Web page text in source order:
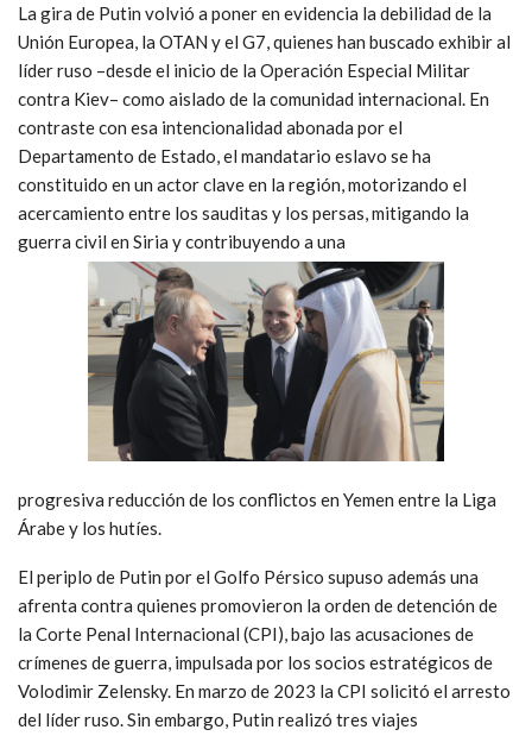
La gira de Putin volvió a poner en evidencia la debilidad de la
Unión Europea, la OTAN y el G7, quienes han buscado exhibir al
líder ruso –desde el inicio de la Operación Especial Militar
contra Kiev– como aislado de la comunidad internacional. En
contraste con esa intencionalidad abonada por el
Departamento de Estado, el mandatario eslavo se ha
constituido en un actor clave en la región, motorizando el
acercamiento entre los sauditas y los persas, mitigando la
guerra civil en Siria y contribuyendo a una
progresiva reducción de los conflictos en Yemen entre la Liga
Árabe y los hutíes.
El periplo de Putin por el Golfo Pérsico supuso además una
afrenta contra quienes promovieron la orden de detención de
la Corte Penal Internacional (CPI), bajo las acusaciones de
crímenes de guerra, impulsada por los socios estratégicos de
Volodimir Zelensky. En marzo de 2023 la CPI solicitó el arresto
del líder ruso. Sin embargo, Putin realizó tres viajes